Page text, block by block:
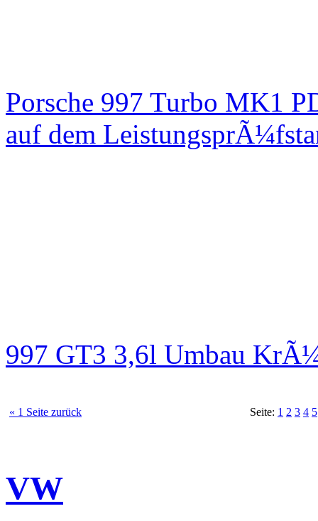
Porsche 997 Turbo MK1
auf dem
997 GT3 3,6l Umbau
« 1 Seite zurück Seite: 1 2 3 4 5
VW